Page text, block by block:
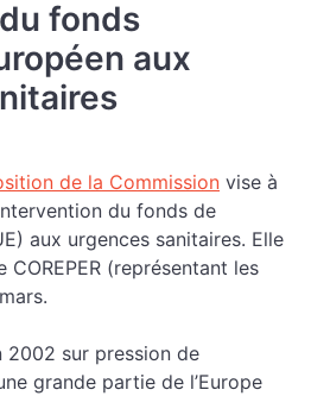
fonds
aux
de la Commission vise à
du fonds de
aux urgences sanitaires. Elle
(représentant les
2002 sur pression de
grande partie de l’Europe